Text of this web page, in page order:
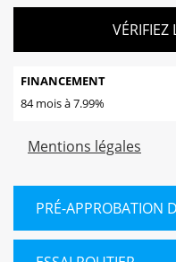
VÉRIFIEZ
FINANCEMENT
84 mois à 7.99%
Mentions légales
PRÉ-APPROBATION